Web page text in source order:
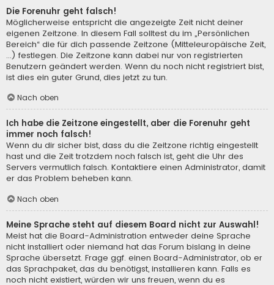
Die Forenuhr geht falsch!
Möglicherweise entspricht die angezeigte Zeit nicht deiner
eigenen Zeitzone. In diesem Fall solltest du im „Persönlichen
Bereich“ die für dich passende Zeitzone (Mitteleuropäische Zeit,
...) festlegen. Die Zeitzone kann dabei nur von registrierten
Benutzern geändert werden. Wenn du noch nicht registriert bist,
ist dies ein guter Grund, dies jetzt zu tun.
Nach oben
Ich habe die Zeitzone eingestellt, aber die Forenuhr geht
immer noch falsch!
Wenn du dir sicher bist, dass du die Zeitzone richtig eingestellt
hast und die Zeit trotzdem noch falsch ist, geht die Uhr des
Servers vermutlich falsch. Kontaktiere einen Administrator, damit
er das Problem beheben kann.
Nach oben
Meine Sprache steht auf diesem Board nicht zur Auswahl!
Meist hat die Board-Administration entweder deine Sprache
nicht installiert oder niemand hat das Forum bislang in deine
Sprache übersetzt. Frage ggf. einen Board-Administrator, ob er
das Sprachpaket, das du benötigst, installieren kann. Falls es
noch nicht existiert, würden wir uns freuen, wenn du es